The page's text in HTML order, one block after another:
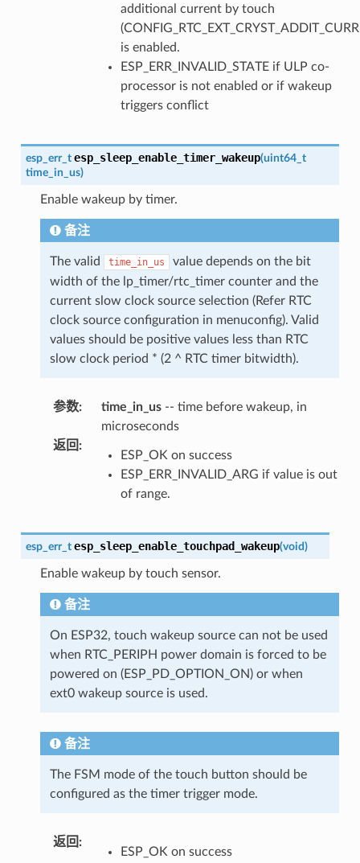
additional current by touch
is enabled.
ESP_ERR_INVALID_STATE if ULP co-
processor is not enabled or if wakeup
triggers conflict
esp_err_t esp_sleep_enable_timer_wakeup(uint64_t
time_in_us)
Enable wakeup by timer.
备注
The valid time_in_us
value depends on the bit
width of the lp_timer/rtc_timer counter and the
current slow clock source selection (Refer RTC
clock source configuration in menuconfig). Valid
values should be positive values less than RTC
slow clock period * (2 ^ RTC timer bitwidth).
参数: time_in_us-- time before wakeup, in
microseconds
返回 :
ESP_OK on success
ESP_ERR_INVALID_ARG if value is out
of range.
esp_err_t esp_sleep_enable_touchpad_wakeup(void)
Enable wakeup by touch sensor.
备注
On ESP32, touch wakeup source can not be used
when RTC_PERIPH power domain is forced to be
powered on (ESP_PD_OPTION_ON) or when
ext0 wakeup source is used.
备注
The FSM mode of the touch button should be
configured as the timer trigger mode.
返回 :
ESP_OK on success